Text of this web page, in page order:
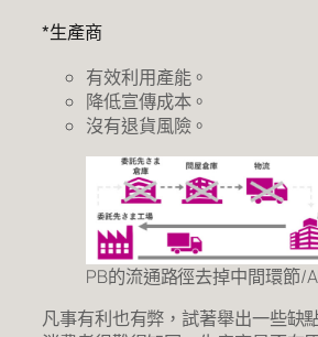
*生產商
有效利用產能。
降低宣傳成本。
沒有退貨風險。
PB的流通路徑去掉中間環節/
凡事有利也有弊，試著舉出一些缺